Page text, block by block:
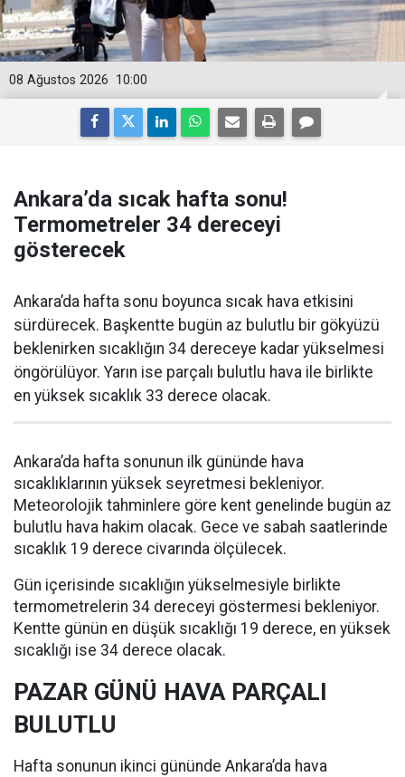
10:00
08 Ağustos 2026
Ankara’da sıcak hafta sonu!
Termometreler 34 dereceyi
gösterecek
Ankara’da hafta sonu boyunca sıcak hava etkisini
sürdürecek. Başkentte bugün az bulutlu bir gökyüzü
beklenirken sıcaklığın 34 dereceye kadar yükselmesi
öngörülüyor. Yarın ise parçalı bulutlu hava ile birlikte
en yüksek sıcaklık 33 derece olacak.
Ankara’da hafta sonunun ilk gününde hava
sıcaklıklarının yüksek seyretmesi bekleniyor.
Meteorolojik tahminlere göre kent genelinde bugün az
bulutlu hava hakim olacak. Gece ve sabah saatlerinde
sıcaklık 19 derece civarında ölçülecek.
Gün içerisinde sıcaklığın yükselmesiyle birlikte
termometrelerin 34 dereceyi göstermesi bekleniyor.
Kentte günün en düşük sıcaklığı 19 derece, en yüksek
sıcaklığı ise 34 derece olacak.
PAZAR GÜNÜ HAVA PARÇALI
BULUTLU
Hafta sonunun ikinci gününde Ankara’da hava